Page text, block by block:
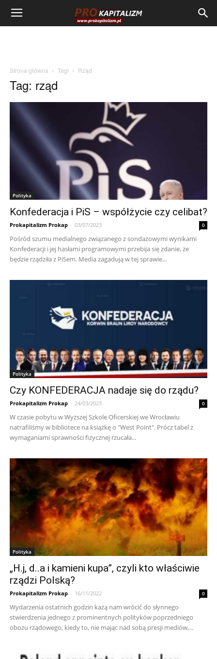
Strona główna Tagi Rząd
Tag: rząd
Polityka
Konfederacja i PiS – współżycie czy celibat?
Prokapitalizm Prokap - 03/07/2023 0
Pośród szumu medialnego związanego z sondażowymi wynikami
Konfederacji i jej hasłami programowymi przebija się zdanie, że
będzie rządziła z PiSem. Media zagadują w tej sprawie...
Polityka
Czy KONFEDERACJA nadaje się do rządu?
Prokapitalizm Prokap - 24/03/2023 0
W czasie pobytu w Wyższej Szkole Oficerskiej we Wrocławiu
natrafiliśmy w bibliotece na książkę o "West Point". Prócz tabel z
wymaganiami sprawności fizycznej rzucała...
Polityka
„H.j, d..a i kamieni kupa”, czyli kto właściwie
rządzi Polską?
Prokapitalizm Prokap - 16/11/2022 0
Wydarzenia ostatnich godzin każą nam wrócić do słynnego
stwierdzenia jednego z prominentnych polityków poprzedniego
obozu rządowego, kiedy to, nie mając nad sobą presji mediów,...